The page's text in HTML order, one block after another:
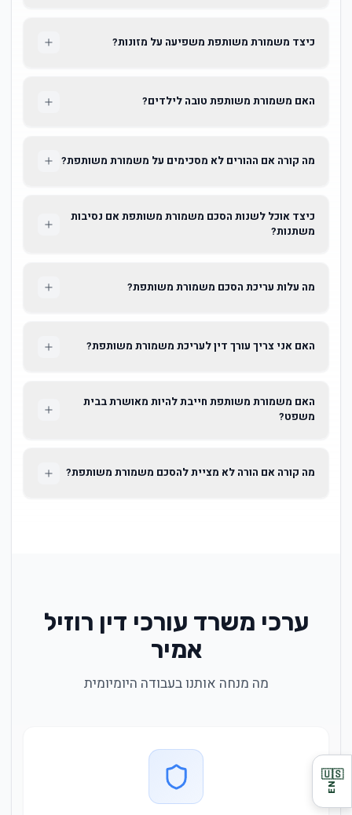
כיצד משמורת משותפת משפיעה על מזונות?
האם משמורת משותפת טובה לילדים?
מה קורה אם ההורים לא מסכימים על משמורת משותפת?
כיצד אוכל לשנות הסכם משמורת משותפת אם נסיבות
משתנות?
מה עלות עריכת הסכם משמורת משותפת?
האם אני צריך עורך דין לעריכת משמורת משותפת?
האם משמורת משותפת חייבת להיות מאושרת בבית
משפט?
מה קורה אם הורה לא מציית להסכם משמורת משותפת?
ערכי משרד עורכי דין רוזיל
אמיר
מה מנחה אותנו בעבודה היומיומית
🇺🇸
EN